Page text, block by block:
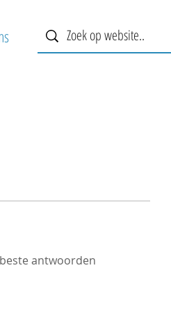
beste antwoorden